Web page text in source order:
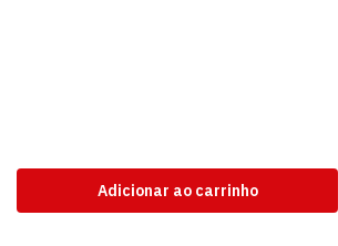
Adicionar ao carrinho